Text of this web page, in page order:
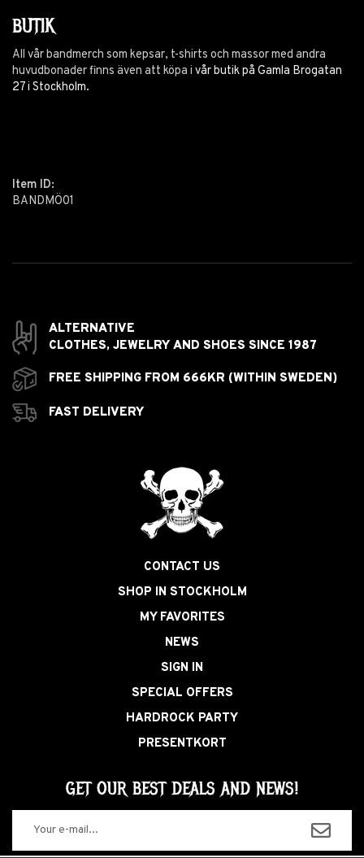
BUTIK
All vår bandmerch som kepsar, t-shirts och massor med andra
huvudbonader finns även att köpa i vår butik på Gamla Brogatan
27 i Stockholm.
Item ID:
BANDMÖ01
ALTERNATIVE
CLOTHES, JEWELRY AND SHOES SINCE 1987
FREE SHIPPING FROM 666KR (WITHIN SWEDEN)
FAST DELIVERY
CONTACT US
SHOP IN STOCKHOLM
MY FAVORITES
NEWS
SIGN IN
SPECIAL OFFERS
HARDROCK PARTY
PRESENTKORT
GET OUR BEST DEALS AND NEWS!